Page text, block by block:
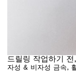
드릴링 작업하기
자성 & 비자성 금속,